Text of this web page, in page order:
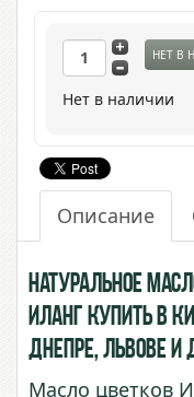
НЕТ В
Нет в наличии
Описание
Натуральное
иланг купить в
Днепре, Львове и
Масло цветков